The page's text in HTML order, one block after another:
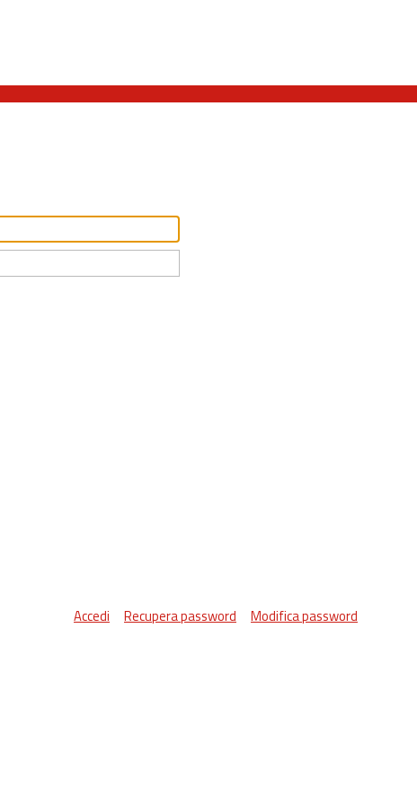
Accedi Recupera password Modifica password